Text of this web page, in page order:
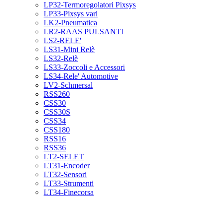
LP32-Termoregolatori Pixsys
LP33-Pixsys vari
LK2-Pneumatica
LR2-RAAS PULSANTI
LS2-RELE'
LS31-Mini Relè
LS32-Relè
LS33-Zoccoli e Accessori
LS34-Rele' Automotive
LV2-Schmersal
RSS260
CSS30
CSS30S
CSS34
CSS180
RSS16
RSS36
LT2-SELET
LT31-Encoder
LT32-Sensori
LT33-Strumenti
LT34-Finecorsa